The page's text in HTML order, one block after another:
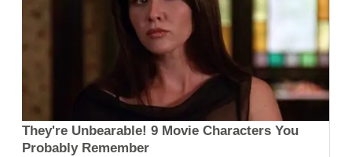
They're Unbearable! 9 Movie Characters You
Probably Remember